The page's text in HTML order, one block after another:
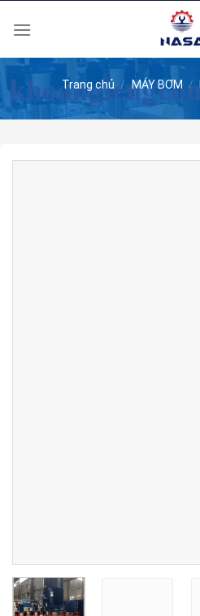
Trang chủ / MÁY BƠM /